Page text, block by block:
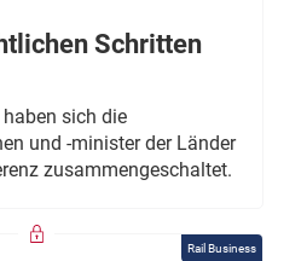
Schritten
sich die
und -minister der Länder
zusammengeschaltet.
Rail Business